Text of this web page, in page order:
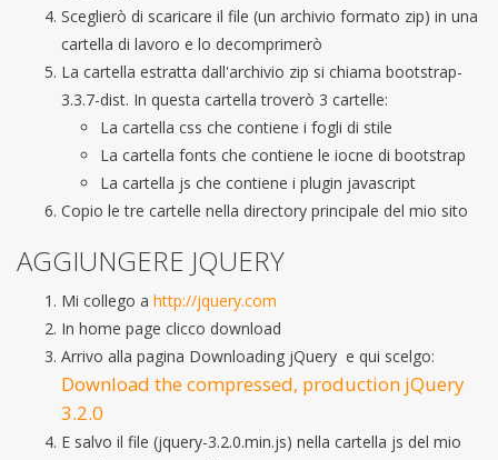
Sceglierò di scaricare il file (un archivio formato zip) in una
cartella di lavoro e lo decomprimerò
La cartella estratta dall'archivio zip si chiama bootstrap-
3.3.7-dist. In questa cartella troverò 3 cartelle:
La cartella css che contiene i fogli di stile
La cartella fonts che contiene le iocne di bootstrap
La cartella js che contiene i plugin javascript
Copio le tre cartelle nella directory principale del mio sito
AGGIUNGERE JQUERY
Mi collego a http://jquery.com
In home page clicco download
Arrivo alla pagina Downloading jQuery e qui scelgo:
Download the compressed, production jQuery
3.2.0
E salvo il file (jquery-3.2.0.min.js) nella cartella js del mio